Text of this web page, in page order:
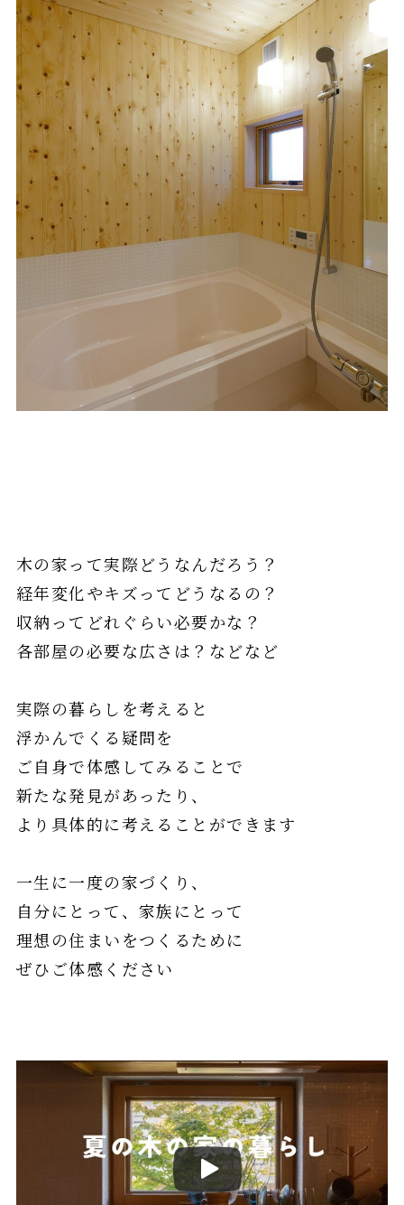
木の家って実際どうなんだろう？
経年変化やキズってどうなるの？
収納ってどれぐらい必要かな？
各部屋の必要な広さは？などなど
実際の暮らしを考えると
浮かんでくる疑問を
ご自身で体感してみることで
新たな発見があったり、
より具体的に考えることができます
一生に一度の家づくり、
自分にとって、家族にとって
理想の住まいをつくるために
ぜひご体感ください